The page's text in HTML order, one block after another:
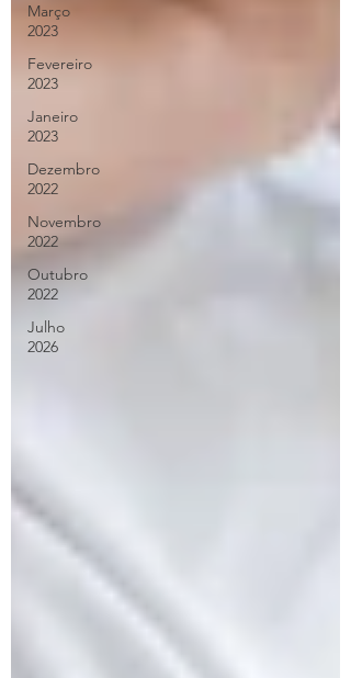
Março
2023
Fevereiro
2023
Janeiro
2023
Dezembro
2022
Novembro
2022
Outubro
2022
Julho
2026